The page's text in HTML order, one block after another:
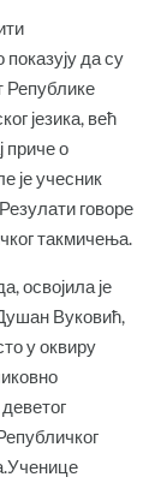
да су
Републике
језика, већ
приче о
је учесник
говоре
такмичења.
освојила је
Вуковић,
у оквиру